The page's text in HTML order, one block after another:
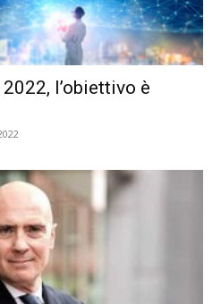
l’obiettivo è